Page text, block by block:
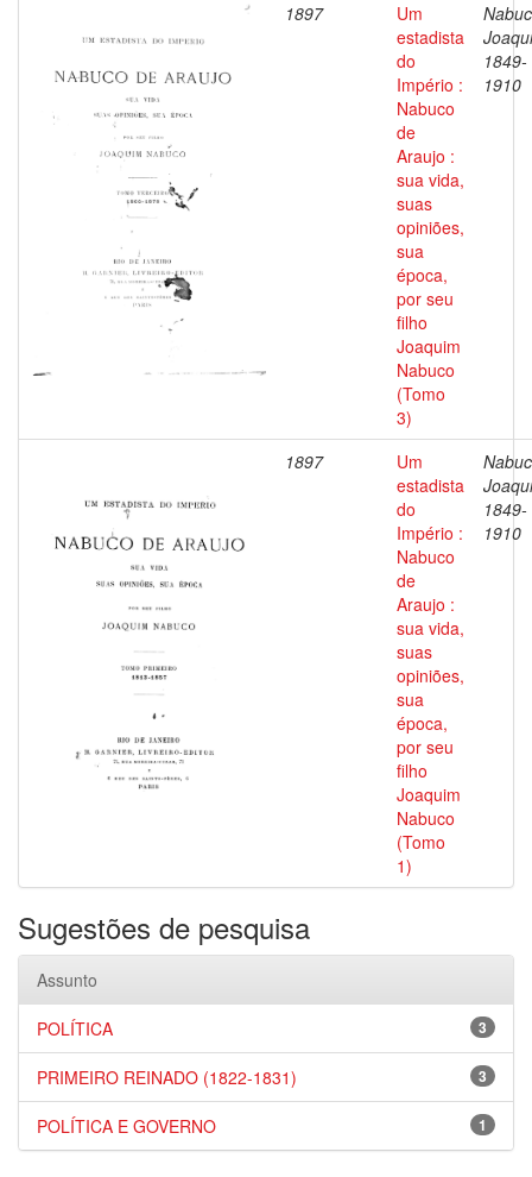
1897
Um
estadista
do
Império :
Nabuco
de
Araujo :
sua vida,
suas
opiniões,
sua
época,
por seu
filho
Joaquim
Nabuco
(Tomo
3)
1849-
1910
1897
Um
estadista
do
Império :
Nabuco
de
Araujo :
sua vida,
suas
opiniões,
sua
época,
por seu
filho
Joaquim
Nabuco
(Tomo
1)
1849-
1910
Sugestões de pesquisa
Assunto
3
POLÍTICA
3
PRIMEIRO REINADO (1822-1831)
1
POLÍTICA E GOVERNO